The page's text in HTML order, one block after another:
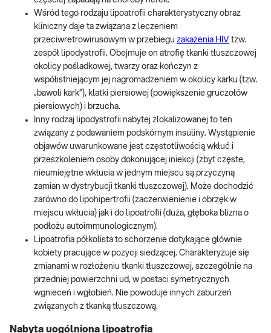
Wśród tego rodzaju lipoatrofii charakterystyczny obraz
kliniczny daje ta związana z leczeniem
przeciwretrowirusowym w przebiegu zakażenia HIV tzw.
zespół lipodystrofii. Obejmuje on atrofię tkanki tłuszczowej
okolicy pośladkowej, twarzy oraz kończyn z
współistniejącym jej nagromadzeniem w okolicy karku (tzw.
„bawoli kark”), klatki piersiowej (powiększenie gruczołów
piersiowych) i brzucha.
Inny rodzaj lipodystrofii nabytej zlokalizowanej to ten
związany z podawaniem podskórnym insuliny. Wystąpienie
objawów uwarunkowane jest częstotliwością wkłuć i
przeszkoleniem osoby dokonującej iniekcji (zbyt częste,
nieumiejętne wkłucia w jednym miejscu są przyczyną
zamian w dystrybucji tkanki tłuszczowej). Może dochodzić
zarówno do lipohipertrofii (zaczerwienienie i obrzęk w
miejscu wkłucia) jak i do lipoatrofii (duża, głęboka blizna o
podłożu autoimmunologicznym).
Lipoatrofia półkolista to schorzenie dotykające głównie
kobiety pracujące w pozycji siedzącej. Charakteryzuje się
zmianami w rozłożeniu tkanki tłuszczowej, szczególnie na
przedniej powierzchni ud, w postaci symetrycznych
wgnieceń i wgłobień. Nie powoduje innych zaburzeń
związanych z tkanką tłuszczową.
Nabyta uogólniona lipoatrofia